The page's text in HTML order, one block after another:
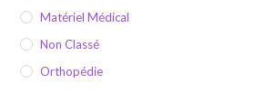
Matériel Médical
Non Classé
Orthopédie